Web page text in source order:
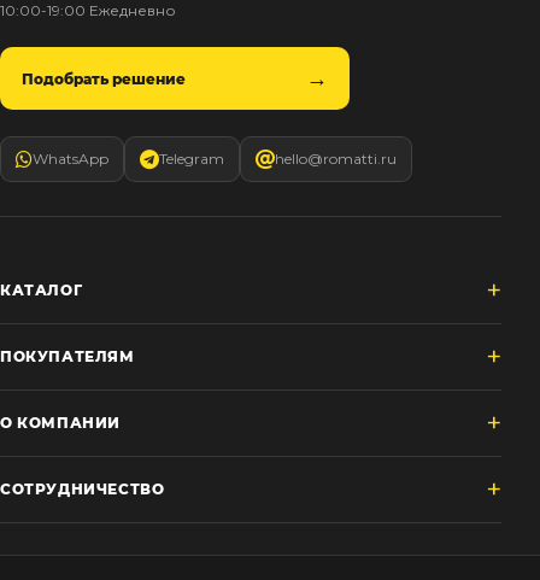
10:00-19:00 Ежедневно
Подобрать решение
WhatsApp Telegram hello@romatti.ru
КАТАЛОГ
ПОКУПАТЕЛЯМ
О КОМПАНИИ
СОТРУДНИЧЕСТВО